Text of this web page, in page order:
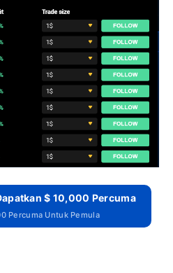
$ 10,000 Percuma
Percuma Untuk Pemula